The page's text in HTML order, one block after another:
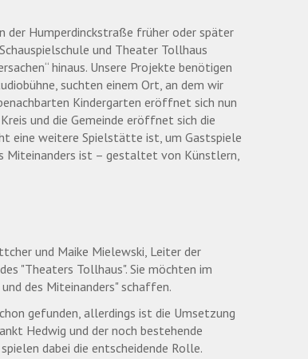
der Humperdinckstraße früher oder später
und Theater Tollhaus
hinaus. Unsere Projekte benötigen
suchten einem Ort, an dem wir
Kindergarten eröffnet sich nun
und die Gemeinde eröffnet sich die
eine weitere Spielstätte ist, um Gastspiele
Miteinanders ist – gestaltet von Künstlern,
und Maike Mielewski, Leiter der
"Theaters Tollhaus". Sie möchten im
des Miteinanders" schaffen.
gefunden, allerdings ist die Umsetzung
Hedwig und der noch bestehende
dabei die entscheidende Rolle.